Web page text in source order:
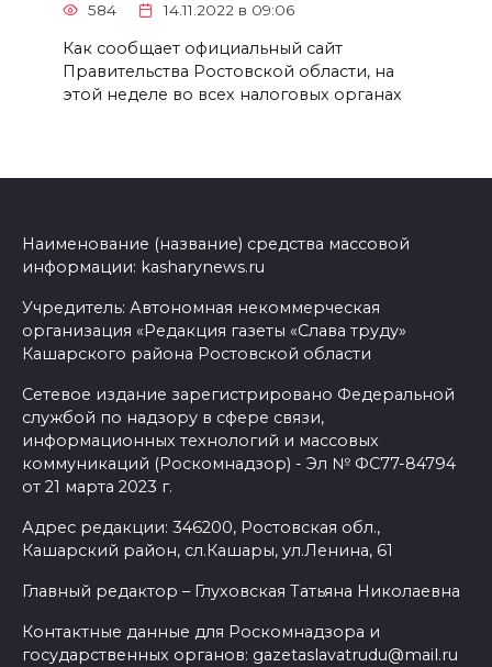
584 14.11.2022 в 09:06
Как сообщает официальный сайт
Правительства Ростовской области, на
этой неделе во всех налоговых органах
Наименование (название) средства массовой
информации: kasharynews.ru
Учредитель: Автономная некоммерческая
организация «Редакция газеты «Слава труду»
Кашарского района Ростовской области
Сетевое издание зарегистрировано Федеральной
службой по надзору в сфере связи,
информационных технологий и массовых
коммуникаций (Роскомнадзор) - Эл № ФС77-84794
от 21 марта 2023 г.
Адрес редакции: 346200, Ростовская обл.,
Кашарский район, сл.Кашары, ул.Ленина, 61
Главный редактор – Глуховская Татьяна Николаевна
Контактные данные для Роскомнадзора и
государственных органов: gazetaslavatrudu@mail.ru